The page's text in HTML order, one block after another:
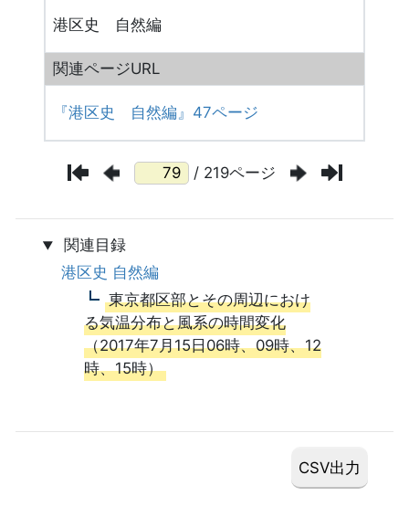
港区史 自然編
関連ページURL
『港区史 自然編』47ページ
/ 219ページ
関連目録
港区史 自然編
東京都区部とその周辺におけ
る気温分布と風系の時間変化
（2017年7月15日06時、09時、12
時、15時）